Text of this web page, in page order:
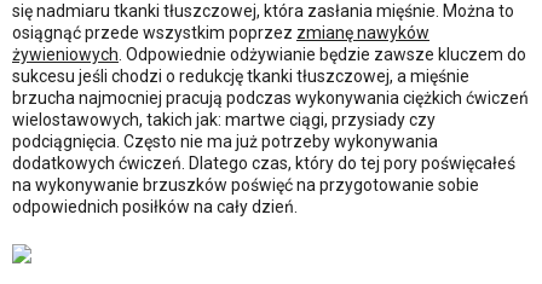
się nadmiaru tkanki tłuszczowej, która zasłania mięśnie. Można to
osiągnąć przede wszystkim poprzez zmianę nawyków
żywieniowych . Odpowiednie odżywianie będzie zawsze kluczem do
sukcesu jeśli chodzi o redukcję tkanki tłuszczowej, a mięśnie
brzucha najmocniej pracują podczas wykonywania ciężkich ćwiczeń
wielostawowych, takich jak: martwe ciągi, przysiady czy
podciągnięcia. Często nie ma już potrzeby wykonywania
dodatkowych ćwiczeń. Dlatego czas, który do tej pory poświęcałeś
na wykonywanie brzuszków poświęć na przygotowanie sobie
odpowiednich posiłków na cały dzień.